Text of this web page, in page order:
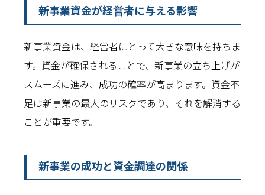
新事業資金が経営者に与える影響
新事業資金は、経営者にとって大きな意味を持ちま
す。資金が確保されることで、新事業の立ち上げが
スムーズに進み、成功の確率が高まります。資金不
足は新事業の最大のリスクであり、それを解消する
ことが重要です。
新事業の成功と資金調達の関係